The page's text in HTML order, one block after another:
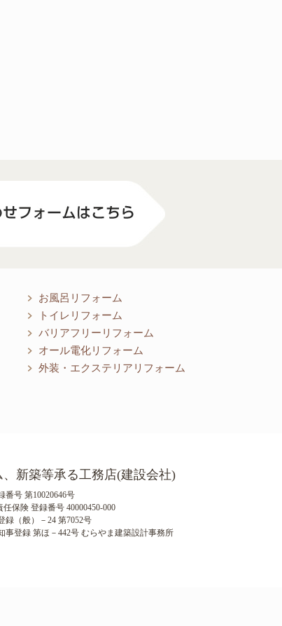
お風呂リフォーム
トイレリフォーム
バリアフリーリフォーム
オール電化リフォーム
外装・エクステリアリフォーム
新築等承る工務店(建設会社)
番号 第10020646号
保険 登録番号 40000450-000
録（般）－24 第7052号
事登録 第ほ－442号 むらやま建築設計事務所